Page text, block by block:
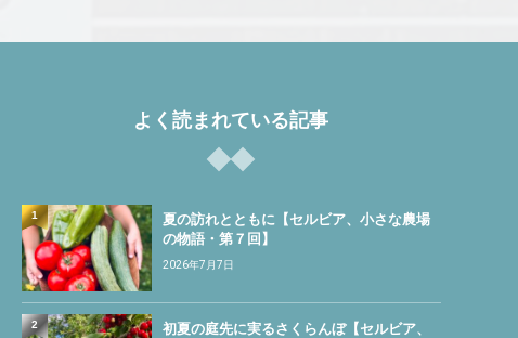
よく読まれている記事
夏の訪れとともに【セルビア、小さな農場
の物語・第７回】
2026年7月7日
1
初夏の庭先に実るさくらんぼ【セルビア、
2